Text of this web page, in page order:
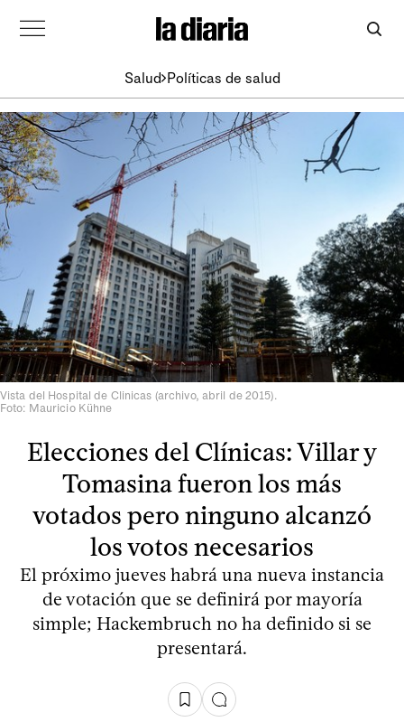
Salud Políticas de salud
Vista del Hospital de Clinicas (archivo, abril de 2015).
Foto: Mauricio Kühne
Elecciones del Clínicas: Villar y
Tomasina fueron los más
votados pero ninguno alcanzó
los votos necesarios
El próximo jueves habrá una nueva instancia
de votación que se definirá por mayoría
simple; Hackembruch no ha definido si se
presentará.